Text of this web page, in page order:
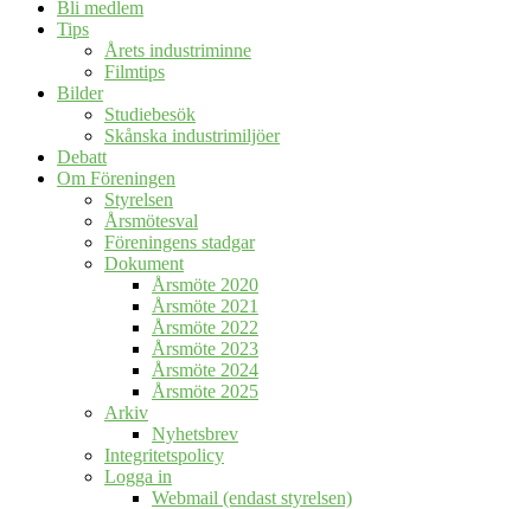
Bli medlem
Tips
Årets industriminne
Filmtips
Bilder
Studiebesök
Skånska industrimiljöer
Debatt
Om Föreningen
Styrelsen
Årsmötesval
Föreningens stadgar
Dokument
Årsmöte 2020
Årsmöte 2021
Årsmöte 2022
Årsmöte 2023
Årsmöte 2024
Årsmöte 2025
Arkiv
Nyhetsbrev
Integritetspolicy
Logga in
Webmail (endast styrelsen)